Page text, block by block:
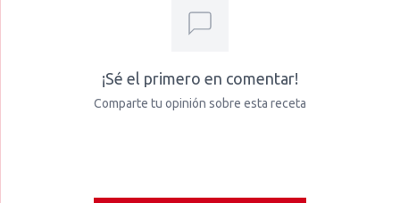
¡Sé el primero en comentar!
Comparte tu opinión sobre esta receta